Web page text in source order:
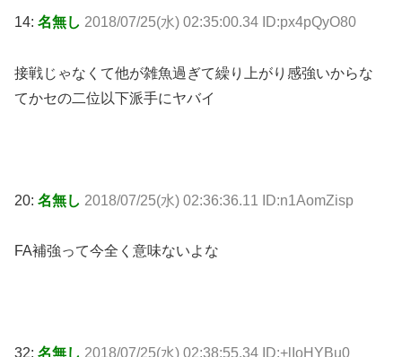
14: 名無し 2018/07/25(水) 02:35:00.34 ID:px4pQyO80
接戦じゃなくて他が雑魚過ぎて繰り上がり感強いからな
てかセの二位以下派手にヤバイ
20: 名無し 2018/07/25(水) 02:36:36.11 ID:n1AomZisp
FA補強って今全く意味ないよな
32: 名無し 2018/07/25(水) 02:38:55.34 ID:+lIoHYBu0